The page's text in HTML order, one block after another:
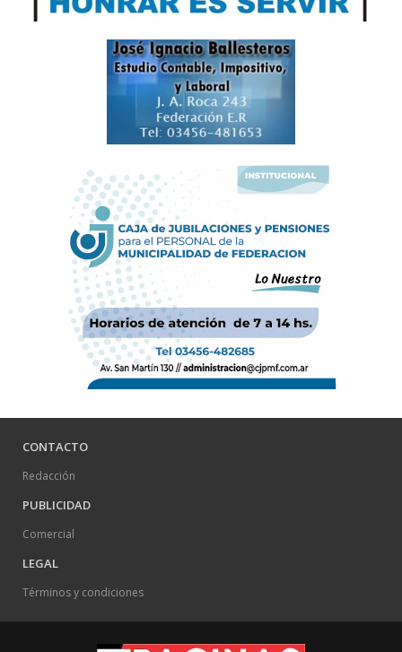
CONTACTO
Redacción
PUBLICIDAD
Comercial
LEGAL
Términos y condiciones